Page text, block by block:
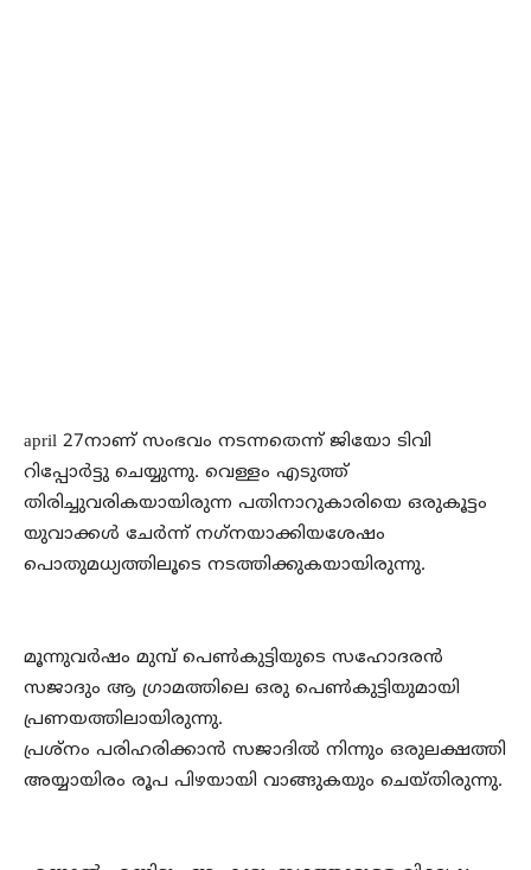
april 27നാണ് സംഭവം നടന്നതെന്ന് ജിയോ ടിവി
റിപ്പോര്‍ട്ടു ചെയ്യുന്നു. വെള്ളം എടുത്ത്
തിരിച്ചുവരികയായിരുന്ന പതിനാറുകാരിയെ ഒരുകൂട്ടം
യുവാക്കള്‍ ചേര്‍ന്ന് നഗ്‌നയാക്കിയശേഷം
പൊതുമധ്യത്തിലൂടെ നടത്തിക്കുകയായിരുന്നു.
മൂന്നുവര്‍ഷം മുമ്പ് പെണ്‍കുട്ടിയുടെ സഹോദരന്‍
സജാദും ആ ഗ്രാമത്തിലെ ഒരു പെണ്‍കുട്ടിയുമായി
പ്രണയത്തിലായിരുന്നു.
പ്രശ്‌നം പരിഹരിക്കാന്‍ സജാദില്‍ നിന്നും ഒരുലക്ഷത്തി
അയ്യായിരം രൂപ പിഴയായി വാങ്ങുകയും ചെയ്തിരുന്നു.